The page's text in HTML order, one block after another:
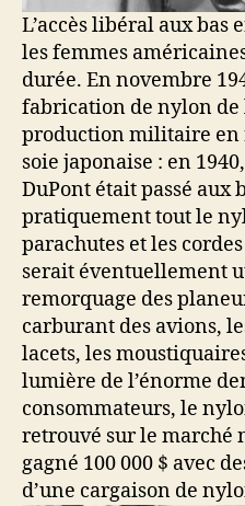
L’accès libéral aux
les femmes
durée. En novembre
fabrication de nylon de
production militaire en
soie japonaise : en
DuPont était passé aux
pratiquement tout le
parachutes et les
serait éventuellement
remorquage des
carburant des avions,
lacets, les
lumière de l’énorme
consommateurs, le
retrouvé sur le marché
gagné 100 000 $ avec
d’une cargaison de